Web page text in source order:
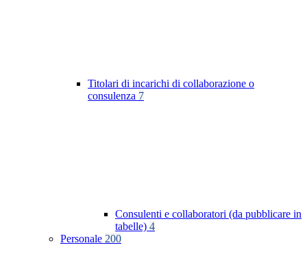
Titolari di incarichi di collaborazione o
consulenza 7
Consulenti e collaboratori (da pubblicare in
tabelle) 4
Personale 200